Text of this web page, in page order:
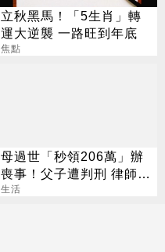
立秋黑馬！「5生肖」轉
運大逆襲 一路旺到年底
焦點
母過世「秒領206萬」辦
喪事！父子遭判刑 律師：
搶錢先下手是罪
生活